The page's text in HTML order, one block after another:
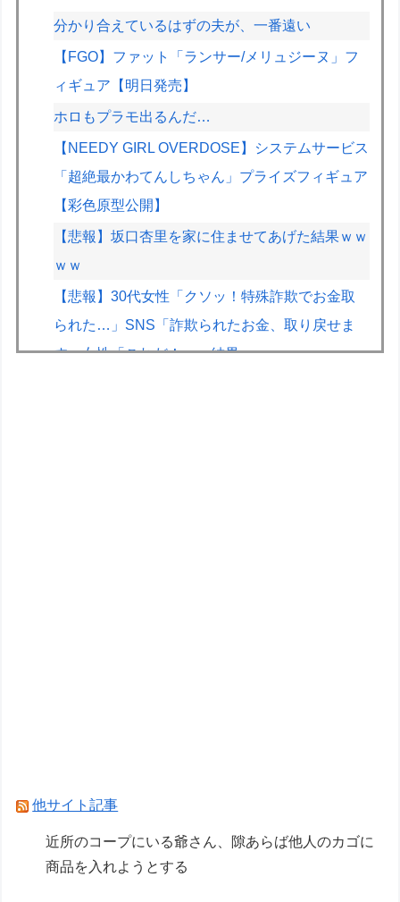
分かり合えているはずの夫が、一番遠い
【FGO】ファット「ランサー/メリュジーヌ」フ
ィギュア【明日発売】
ホロもプラモ出るんだ…
【NEEDY GIRL OVERDOSE】システムサービス
「超絶最かわてんしちゃん」プライズフィギュア
【彩色原型公開】
【悲報】坂口杏里を家に住ませてあげた結果ｗｗ
ｗｗ
【悲報】30代女性「クソッ！特殊詐欺でお金取
られた…」SNS「詐欺られたお金、取り戻せま
す」女性「これだ！」→結果ｗｗｗｗ
高校生2人が乗るスクーターと車が衝突し高校生
ら2人が死傷、車の運転手を逮捕
Powered by livedoor 相互RSS
他サイト記事
近所のコープにいる爺さん、隙あらば他人のカゴに
商品を入れようとする